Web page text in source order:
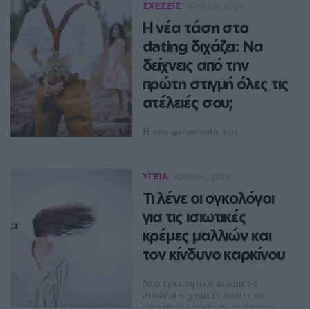
αφόρητες νύχτες του
καλοκαιριού.
NEWSROOM
ΣΧΈΣΕΙΣ
Η νέα τάση στο
dating διχάζει: Να
δείχνεις από την
πρώτη στιγμή όλες τις
ατέλειές σου;
Η νέα φιλοσοφία των
προειδοποιούν ότι χρειάζεται
μέτρο.
NEWSROOM
ΥΓΕΊΑ
Τι λένε οι ογκολόγοι
για τις ισιωτικές
κρέμες μαλλιών και
τον κίνδυνο καρκίνου
Νέα ερευνητικά δεδομένα
συνδέουν χημικές ουσίες σε